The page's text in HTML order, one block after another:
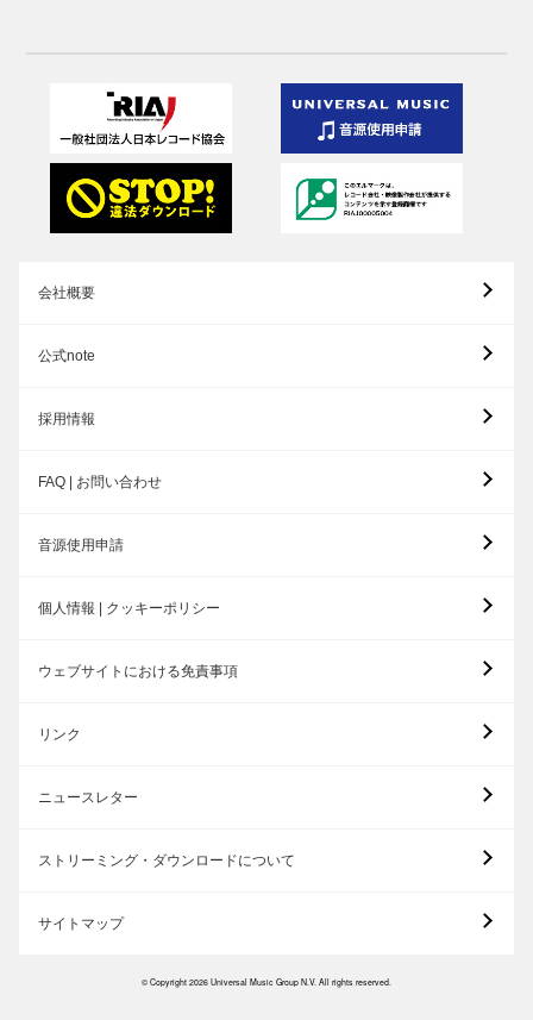
会社概要
公式note
採用情報
FAQ | お問い合わせ
音源使用申請
個人情報 | クッキーポリシー
ウェブサイトにおける免責事項
リンク
ニュースレター
ストリーミング・ダウンロードについて
サイトマップ
© Copyright 2026 Universal Music Group N.V. All rights reserved.